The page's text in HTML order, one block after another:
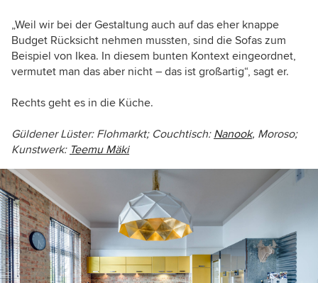
„Weil wir bei der Gestaltung auch auf das eher knappe
Budget Rücksicht nehmen mussten, sind die Sofas zum
Beispiel von Ikea. In diesem bunten Kontext eingeordnet,
vermutet man das aber nicht – das ist großartig“, sagt er.
Rechts geht es in die Küche.
Güldener Lüster: Flohmarkt; Couchtisch: Nanook, Moroso;
Kunstwerk: Teemu Mäki